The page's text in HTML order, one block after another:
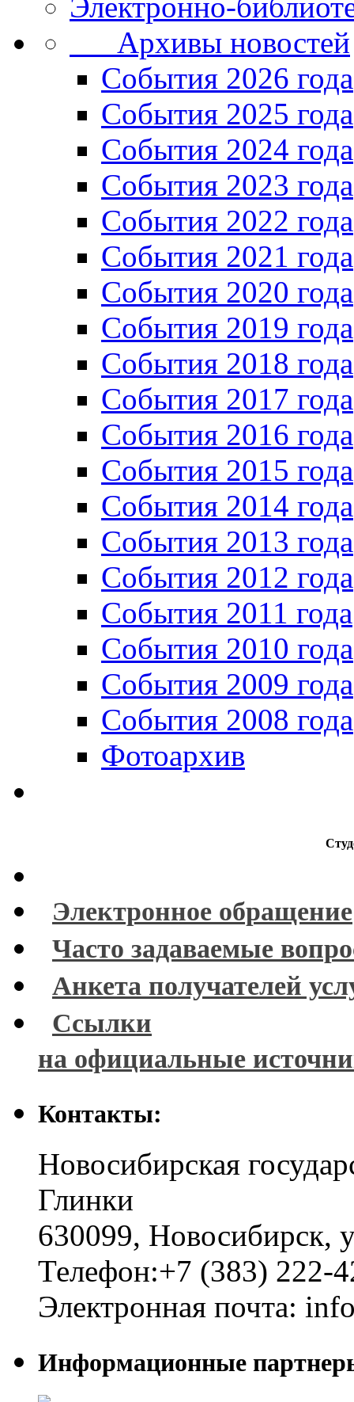
Электронно-
Архивы новостей
Cобытия 2026 года
События 2025 года
События 2024 года
События 2023 года
Cобытия 2022 года
Cобытия 2021 года
События 2020 года
События 2019 года
События 2018 года
События 2017 года
События 2016 года
События 2015 года
События 2014 года
События 2013 года
События 2012 года
События 2011 года
События 2010 года
События 2009 года
События 2008 года
Фотоархив
Электронное обращение
Часто задаваемые
Анкета получателей
Ссылки
на официальные
Контакты:
Новосибирская
Глинки
630099, Новосибирск,
Телефон:+7 (383) 222-
Электронная почта:
Информационные